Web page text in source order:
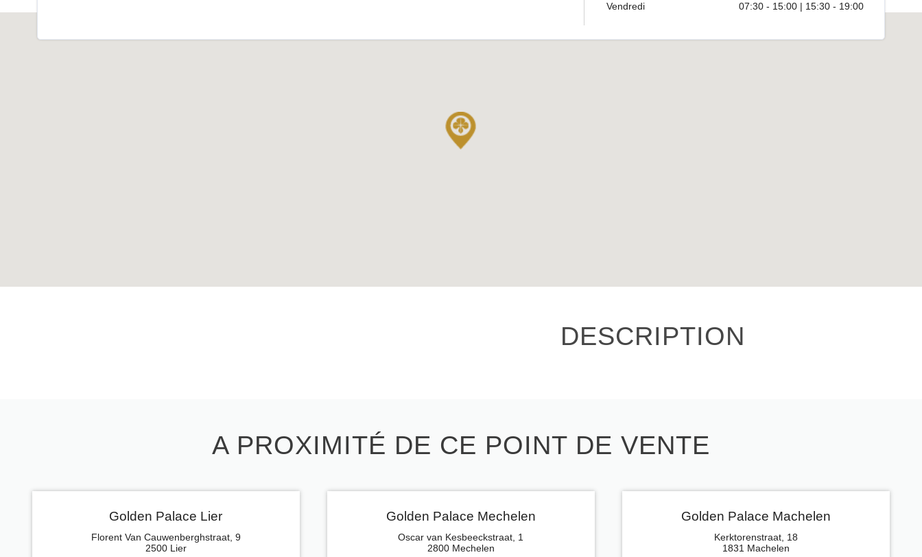
Vendredi 07:30 - 15:00 | 15:30 - 19:00
DESCRIPTION
A PROXIMITÉ DE CE POINT DE VENTE
Golden Palace Lier
Florent Van Cauwenberghstraat, 9
2500 Lier
Golden Palace Mechelen
Oscar van Kesbeeckstraat, 1
2800 Mechelen
Golden Palace Machelen
Kerktorenstraat, 18
1831 Machelen